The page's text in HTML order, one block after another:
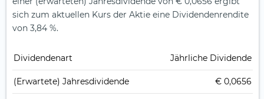
sich zum aktuellen Kurs der Aktie eine Dividendenrendite
von 3,84 %.
Dividendenart Jährliche Dividende
(Erwartete) Jahresdividende € 0,0656